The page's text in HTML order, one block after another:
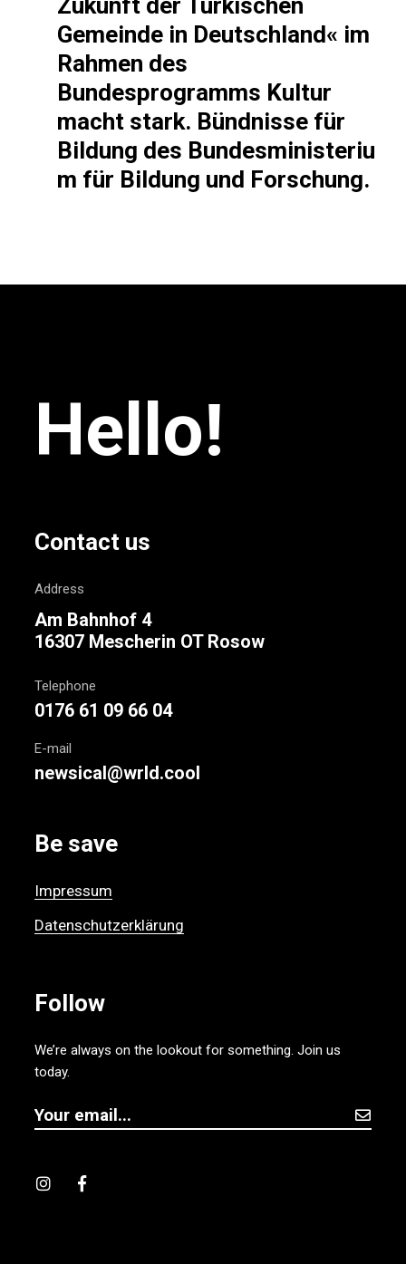
Zukunft der Türkischen
Gemeinde in Deutschland« im
Rahmen des
Bundesprogramms Kultur
macht stark. Bündnisse für
Bildung des Bundesministeriu
m für Bildung und Forschung.
Hello!
Contact us
Address
Am Bahnhof 4
16307 Mescherin OT Rosow
Telephone
0176 61 09 66 04
E-mail
newsical@wrld.cool
Be save
Impressum
Datenschutzerklärung
Follow
We’re always on the lookout for something. Join us
today.